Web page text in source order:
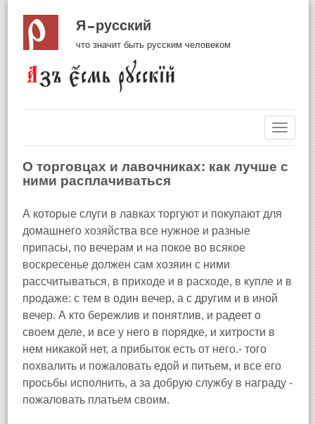
Я русский
что значит быть русским человеком
О торговцах и лавочниках: как лучше с
ними расплачиваться
А которые слуги в лавках торгуют и покупают для
домашнего хозяйства все нужное и разные
припасы, по вечерам и на покое во всякое
воскресенье должен сам хозяин с ними
рассчитываться, в приходе и в расходе, в купле и в
продаже: с тем в один вечер, а с другим и в иной
вечер. А кто бережлив и понятлив, и радеет о
своем деле, и все у него в порядке, и хитрости в
нем никакой нет, а прибыток есть от него.- того
похвалить и пожаловать едой и питьем, и все его
просьбы исполнить, а за добрую службу в награду -
пожаловать платьем своим.